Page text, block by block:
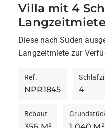
Villa mit 4
Alto
Diese nach Süden
Langzeitmiete zur
Wohngegend von
profitiert den ganzen...
NPR1845
Ref.
4
356 M²
Bebaut
1.040 M²